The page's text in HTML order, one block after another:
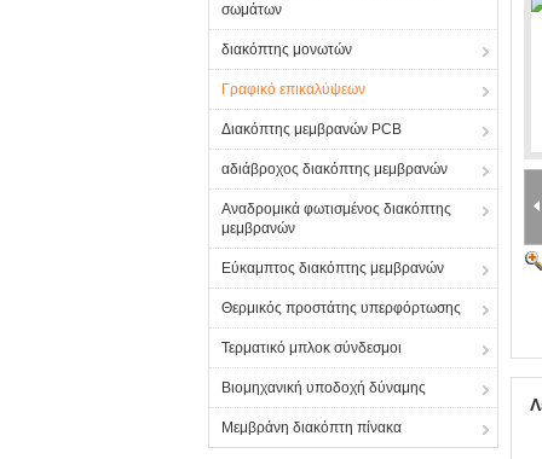
σωμάτων
διακόπτης μονωτών
Γραφικό επικαλύψεων
Διακόπτης μεμβρανών PCB
αδιάβροχος διακόπτης μεμβρανών
Αναδρομικά φωτισμένος διακόπτης
μεμβρανών
Εύκαμπτος διακόπτης μεμβρανών
Θερμικός προστάτης υπερφόρτωσης
Τερματικό μπλοκ σύνδεσμοι
Βιομηχανική υποδοχή δύναμης
Μεμβράνη διακόπτη πίνακα